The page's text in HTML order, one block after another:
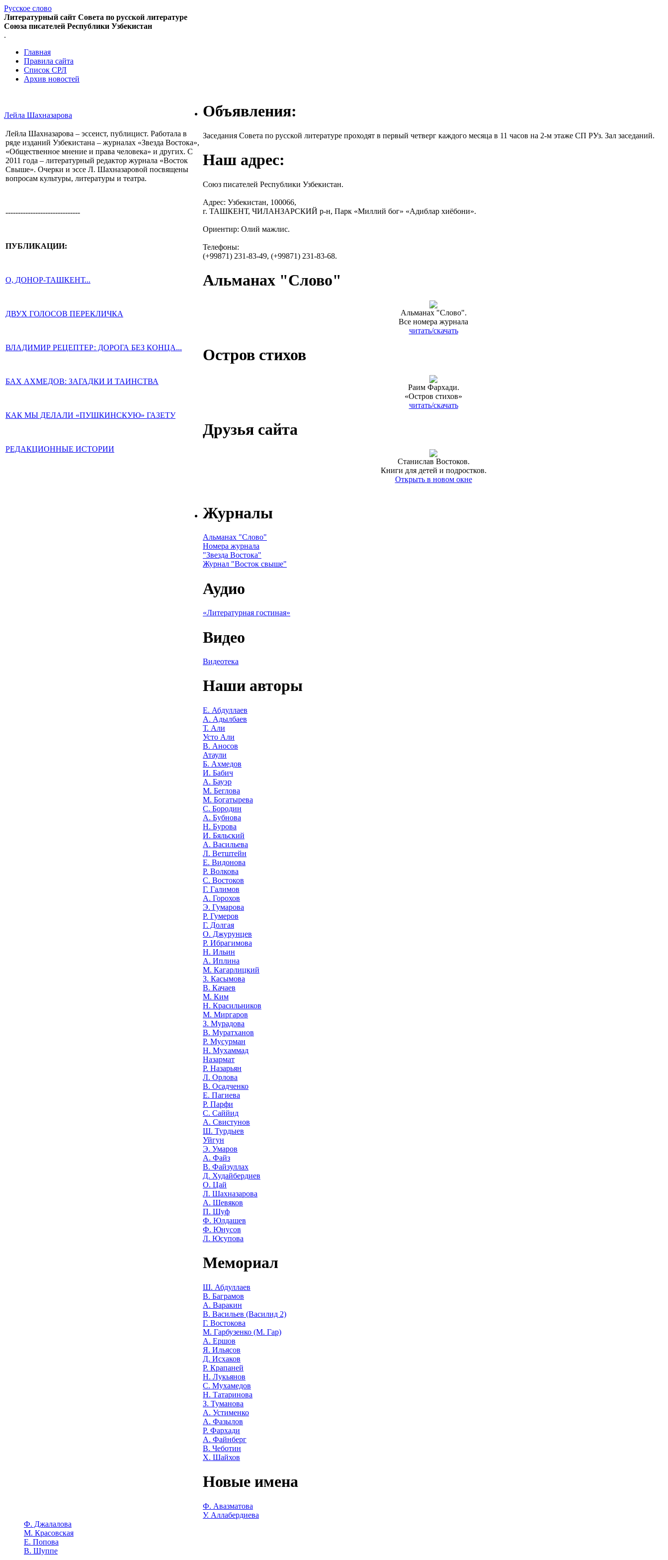
Русское слово
Литературный сайт Совета по русской литературе
Союза писателей Республики Узбекистан
.
Главная
Правила сайта
Список СРЛ
Архив новостей
Лейла Шахназарова
Лейла Шахназарова – эссеист, публицист. Работала в
ряде изданий Узбекистана – журналах «Звезда Востока»,
«Общественное мнение и права человека» и других. С
2011 года – литературный редактор журнала «Восток
Свыше». Очерки и эссе Л. Шахназаровой посвящены
вопросам культуры, литературы и театра.
------------------------------
ПУБЛИКАЦИИ:
О, ДОНОР-ТАШКЕНТ...
ДВУХ ГОЛОСОВ ПЕРЕКЛИЧКА
ВЛАДИМИР РЕЦЕПТЕР: ДОРОГА БЕЗ КОНЦА...
БАХ АХМЕДОВ: ЗАГАДКИ И ТАИНСТВА
КАК МЫ ДЕЛАЛИ «ПУШКИНСКУЮ» ГАЗЕТУ
РЕДАКЦИОННЫЕ ИСТОРИИ
Объявления:
Заседания Совета по русской литературе проходят в первый четверг каждого месяца в 11 часов на 2-м этаже СП РУз. Зал заседаний.
Наш адрес:
Союз писателей Республики Узбекистан.
Адрес: Узбекистан, 100066,
г. ТАШКЕНТ, ЧИЛАНЗАРСКИЙ р-н, Парк «Миллий бог» «Адиблар хиёбони».
Ориентир: Олий мажлис.
Телефоны:
(+99871) 231-83-49, (+99871) 231-83-68.
Альманах "Слово"
Альманах "Слово".
Все номера журнала
читать/скачать
Остров стихов
Раим Фархади.
«Остров стихов»
читать/скачать
Друзья сайта
Станислав Востоков.
Книги для детей и подростков.
Открыть в новом окне
Журналы
Альманах "Слово"
Номера журнала
"Звезда Востока"
Журнал "Восток свыше"
Аудио
«Литературная гостиная»
Видео
Видеотека
Наши авторы
Е. Абдуллаев
А. Адылбаев
Т. Али
Усто Али
В. Аносов
Атаули
Б. Ахмедов
И. Бабич
А. Бауэр
М. Беглова
М. Богатырева
С. Бородин
А. Бубнова
Н. Бурова
И. Бяльский
А. Васильева
Л. Ветштейн
Е. Видонова
Р. Волкова
С. Востоков
Г. Галимов
А. Горохов
Э. Гумарова
Р. Гумеров
Г. Долгая
О. Джурунцев
Р. Ибрагимова
Н. Ильин
А. Иплина
М. Кагарлицкий
З. Касымова
В. Качаев
М. Ким
Н. Красильников
М. Миргаров
З. Мурадова
В. Муратханов
Р. Мусурман
Н. Мухаммад
Назармат
Р. Назарьян
Л. Орлова
В. Осадченко
Е. Пагиева
Р. Парфи
С. Саййид
А. Свистунов
Ш. Турдыев
Уйгун
Э. Умаров
А. Файз
В. Файзуллах
Д. Худайбердиев
О. Цай
Л. Шахназарова
А. Шевяков
П. Шуф
Ф. Юлдашев
Ф. Юнусов
Л. Юсупова
Мемориал
Ш. Абдуллаев
В. Баграмов
А. Варакин
В. Васильев (Василид 2)
Г. Востокова
М. Гарбузенко (М. Гар)
А. Ершов
Я. Ильясов
Д. Исхаков
Р. Крапаней
Н. Лукьянов
С. Мухамедов
Н. Татаринова
З. Туманова
А. Устименко
А. Фазылов
Р. Фархади
А. Файнберг
В. Чеботин
Х. Шайхов
Новые имена
Ф. Авазматова
У. Аллабердиева
Ф. Джалалова
М. Красовская
Е. Попова
В. Шуппе